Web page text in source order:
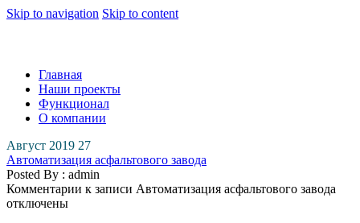
Skip to navigation Skip to content
RSBalance
Системы автоматизации бизнеса
Главная
Наши проекты
Функционал
О компании
Август 2019 27
Автоматизация асфальтового завода
Posted By : admin
Комментарии к записи Автоматизация асфальтового завода
отключены